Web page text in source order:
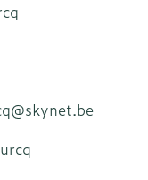
skynet.be